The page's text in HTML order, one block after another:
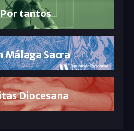
Por tantos
Málaga Sacra
Diocesana